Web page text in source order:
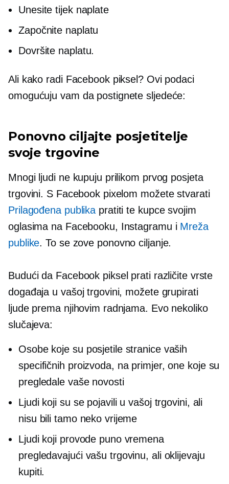
Unesite tijek naplate
Započnite naplatu
Dovršite naplatu.
Ali kako radi Facebook piksel? Ovi podaci
omogućuju vam da postignete sljedeće:
Ponovno ciljajte posjetitelje
svoje trgovine
Mnogi ljudi ne kupuju prilikom prvog posjeta
trgovini. S Facebook pixelom možete stvarati
Prilagođena publika pratiti te kupce svojim
oglasima na Facebooku, Instagramu i Mreža
publike. To se zove ponovno ciljanje.
Budući da Facebook piksel prati različite vrste
događaja u vašoj trgovini, možete grupirati
ljude prema njihovim radnjama. Evo nekoliko
slučajeva:
Osobe koje su posjetile stranice vaših
specifičnih proizvoda, na primjer, one koje su
pregledale vaše novosti
Ljudi koji su se pojavili u vašoj trgovini, ali
nisu bili tamo neko vrijeme
Ljudi koji provode puno vremena
pregledavajući vašu trgovinu, ali oklijevaju
kupiti.